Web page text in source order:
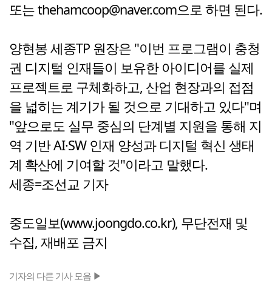
또는 thehamcoop@naver.com으로 하면 된다.
양현봉 세종TP 원장은 "이번 프로그램이 충청
권 디지털 인재들이 보유한 아이디어를 실제
프로젝트로 구체화하고, 산업 현장과의 접점
을 넓히는 계기가 될 것으로 기대하고 있다"며
"앞으로도 실무 중심의 단계별 지원을 통해 지
역 기반 AI·SW 인재 양성과 디지털 혁신 생태
계 확산에 기여할 것"이라고 말했다.
세종=조선교 기자
중도일보(www.joongdo.co.kr), 무단전재 및
수집, 재배포 금지
기자의 다른 기사 모음 ▶